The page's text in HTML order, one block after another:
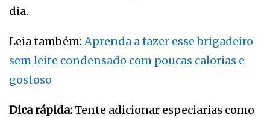
dia.
Leia também:Aprenda a fazer esse brigadeiro
sem leite condensado com poucas calorias e
gostoso
Dica rápida:Tente adicionar especiarias como